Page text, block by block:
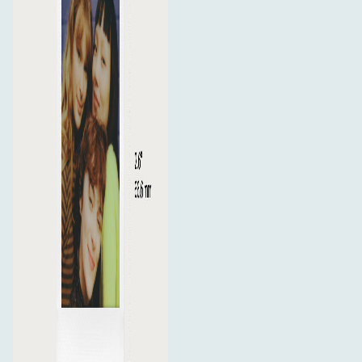
No pēdējās Polaroid filmu rūpnīcas pasaulē
16 fotogrāfijas dubultā iepakojumā
Tūlītēja filma bez baterijām
Attīstīšanas laiks: 10–15 minūtes
Filmas formāts: 66,6 × 53,9 mm (2,623" × 2,122")
Attēla laukums: 47 × 46 mm (1,851" × 1,811")
Saderīgs tikai ar Polaroid Go tūlītējās
attēlveidošanas kameru